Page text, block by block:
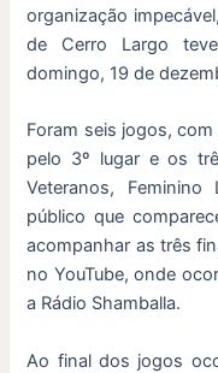
organização
de Cerro Largo
domingo, 19 de
Foram seis jogos,
pelo 3º lugar e os
Veteranos,
público que
acompanhar as três
no YouTube, onde
a Rádio Shamballa.
Ao final dos jogos